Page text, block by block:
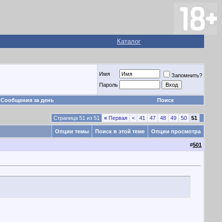
Каталог
Имя
Запомнить?
Пароль
Сообщения за день Поиск
Страница 51 из 51 « Первая < 41 47 48 49 50 51
Опции темы Поиск в этой теме Опции просмотра
#501